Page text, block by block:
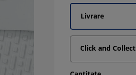
Livrare
Click and Collect
1.4492753623188406%